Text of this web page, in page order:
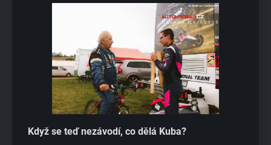
Když se teď nezávodí, co dělá Kuba?